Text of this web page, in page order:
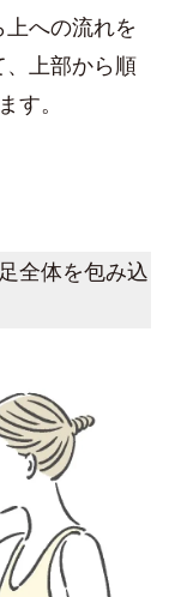
への流れを
上部から順
す。
全体を包み込